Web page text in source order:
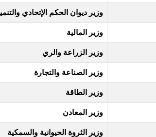
وزير ديوان الحكم الإتحادي
وزير المالية
وزير الزراعة والري
وزير الصناعة والتجارة
وزير الطاقة
وزير المعادن
وزير الثروة الحيوانية والسمكية